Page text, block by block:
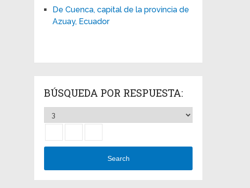
De Cuenca, capital de la provincia de
Azuay, Ecuador
BÚSQUEDA POR RESPUESTA:
Search